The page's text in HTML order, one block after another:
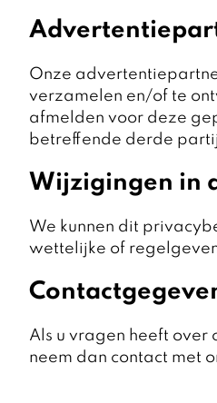
Onze
verzamelen en/of te
afmelden voor deze
betreffende derde
Wijzigingen in
We kunnen dit
wettelijke of
Als u vragen heeft
neem dan contact met